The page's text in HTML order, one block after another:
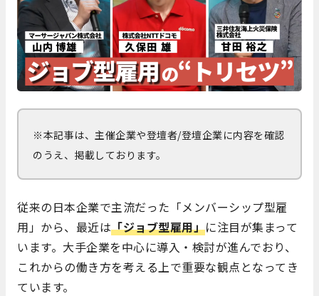
※本記事は、主催企業や登壇者/登壇企業に内容を確認
のうえ、掲載しております。
従来の日本企業で主流だった「メンバーシップ型雇
用」から、最近は「ジョブ型雇用」に注目が集まって
います。大手企業を中心に導入・検討が進んでおり、
これからの働き方を考える上で重要な観点となってき
ています。